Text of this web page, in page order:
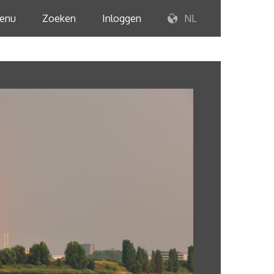
Zoeken Inloggen NL